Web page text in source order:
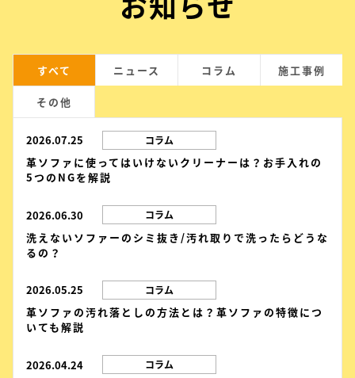
すべて ニュース コラム 施工事例
その他
2026.07.25 コラム
革ソファに使ってはいけないクリーナーは？お手入れの
5つのNGを解説
2026.06.30 コラム
洗えないソファーのシミ抜き/汚れ取りで洗ったらどうな
るの？
2026.05.25 コラム
革ソファの汚れ落としの方法とは？革ソファの特徴につ
いても解説
2026.04.24 コラム